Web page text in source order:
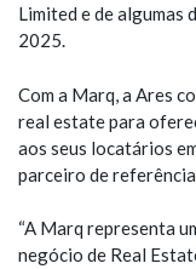
Limited e de algumas
2025.
Com a Marq, a Ares
real estate para
aos seus locatários
parceiro de
“A Marq representa
negócio de Real